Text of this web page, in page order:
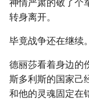
神情严肃的敬了个
转身离开。
毕竟战争还在继续。
德丽莎看着身边的
斯多利斯的国家己
和他的灵魂固定在